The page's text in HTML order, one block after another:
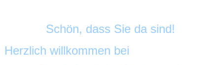
Schön, dass Sie da sind!
Herzlich willkommen bei